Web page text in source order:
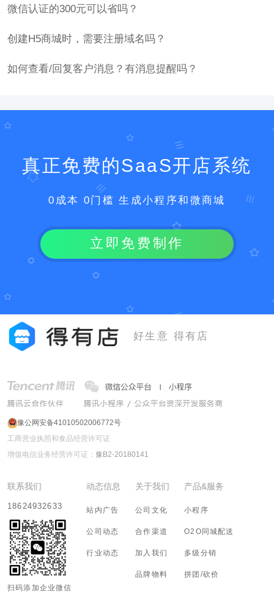
微信认证的300元可以省吗？
创建H5商城时，需要注册域名吗？
如何查看/回复客户消息？有消息提醒吗？
真正免费的SaaS开店系统
0成本 0门槛 生成小程序和微商城
立即免费制作
好生意 得有店
豫公网安备41010502006772号
工商营业执照和食品经营许可证
增值电信业务经营许可证： 豫B2-20180141
联系我们
18624932633
扫码添加企业微信
动态信息
站内广告
公司动态
行业动态
关于我们
公司文化
合作渠道
加入我们
品牌物料
产品&服务
小程序
O2O同城配送
多级分销
拼团/砍价